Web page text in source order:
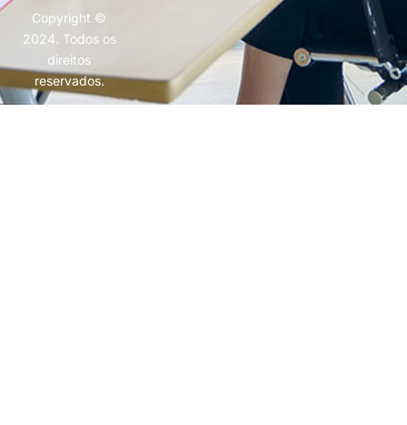
Copyright ©
2024. Todos os
direitos
reservados.